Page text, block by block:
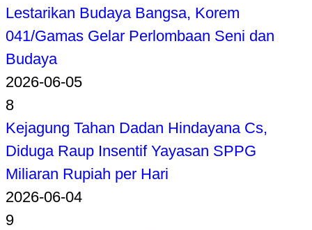
Lestarikan Budaya Bangsa, Korem
041/Gamas Gelar Perlombaan Seni dan
Budaya
2026-06-05
8
Kejagung Tahan Dadan Hindayana Cs,
Diduga Raup Insentif Yayasan SPPG
Miliaran Rupiah per Hari
2026-06-04
9